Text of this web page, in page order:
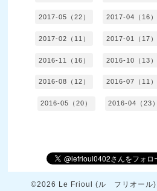
2017-05（22） 2017-04（16）
2017-02（11） 2017-01（17）
2016-11（16） 2016-10（13）
2016-08（12） 2016-07（11）
2016-05（20） 2016-04（23）
©2026 Le Frioul (ル フリオール)